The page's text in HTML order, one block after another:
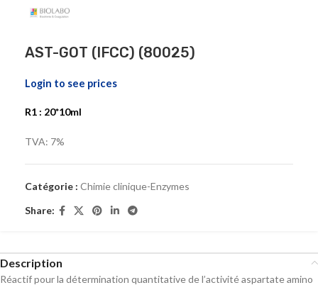
AST-GOT (IFCC) (80025)
Login to see prices
R1 : 20*10ml
TVA: 7%
Catégorie : Chimie clinique-Enzymes
Share:
Description
Réactif pour la détermination quantitative de l’activité aspartate amino